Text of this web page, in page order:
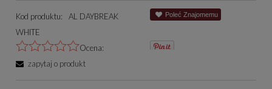
Kod produktu:
AL DAYBREAK
WHITE
Ocena:
zapytaj o produkt
Poleć Znajomemu